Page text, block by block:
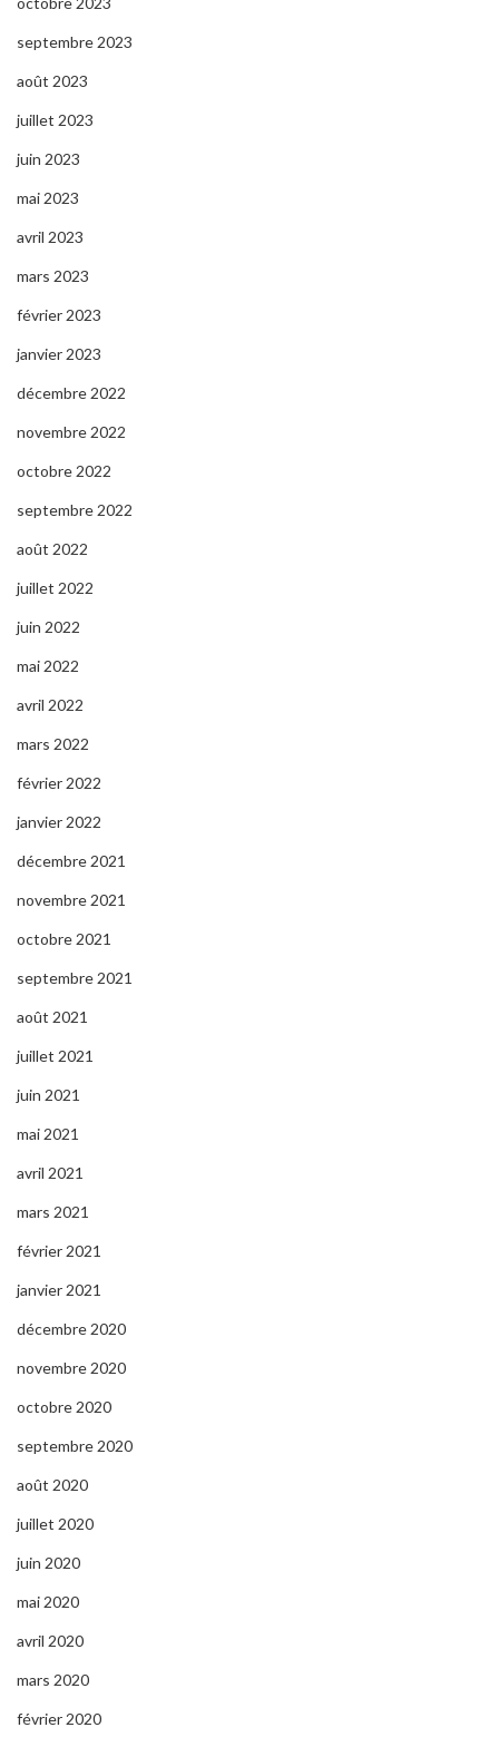
septembre 2023
août 2023
juillet 2023
juin 2023
mai 2023
avril 2023
mars 2023
février 2023
janvier 2023
décembre 2022
novembre 2022
octobre 2022
septembre 2022
août 2022
juillet 2022
juin 2022
mai 2022
avril 2022
mars 2022
février 2022
janvier 2022
décembre 2021
novembre 2021
octobre 2021
septembre 2021
août 2021
juillet 2021
juin 2021
mai 2021
avril 2021
mars 2021
février 2021
janvier 2021
décembre 2020
novembre 2020
octobre 2020
septembre 2020
août 2020
juillet 2020
juin 2020
mai 2020
avril 2020
mars 2020
février 2020